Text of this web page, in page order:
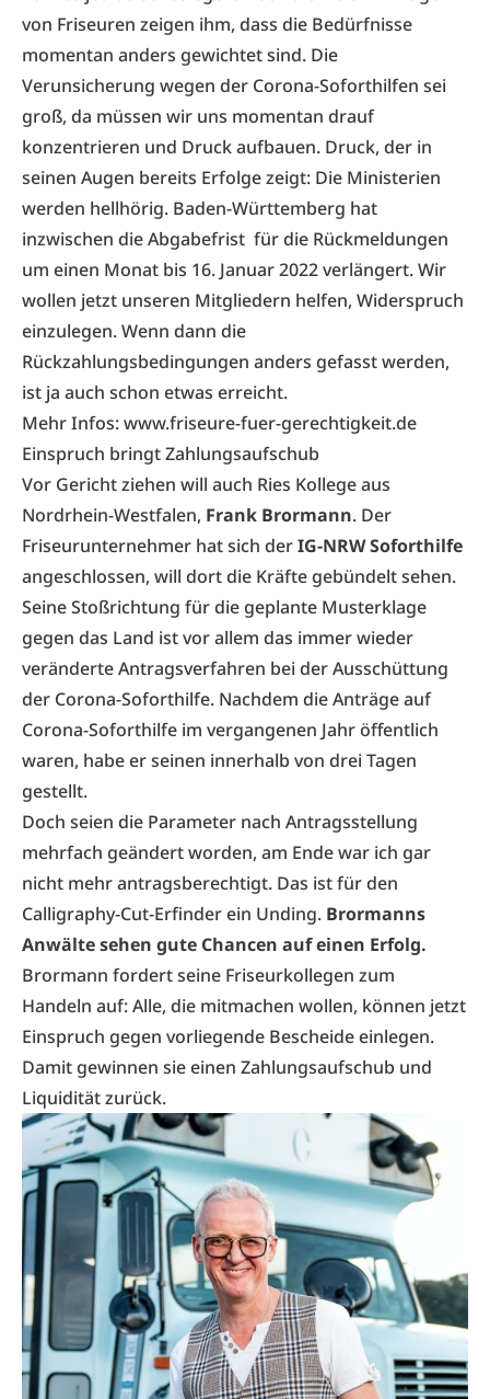
von Friseuren zeigen ihm, dass die Bedürfnisse
momentan anders gewichtet sind. Die
Verunsicherung wegen der Corona-Soforthilfen sei
groß, da müssen wir uns momentan drauf
konzentrieren und Druck aufbauen. Druck, der in
seinen Augen bereits Erfolge zeigt: Die Ministerien
werden hellhörig. Baden-Württemberg hat
inzwischen die Abgabefrist für die Rückmeldungen
um einen Monat bis 16. Januar 2022 verlängert. Wir
wollen jetzt unseren Mitgliedern helfen, Widerspruch
einzulegen. Wenn dann die
Rückzahlungsbedingungen anders gefasst werden,
ist ja auch schon etwas erreicht.
Mehr Infos:www.friseure-fuer-gerechtigkeit.de
Einspruch bringt Zahlungsaufschub
Vor Gericht ziehen will auch Ries Kollege aus
Nordrhein-Westfalen, Frank Brormann. Der
Friseurunternehmer hat sich derIG-NRW Soforthilfe
angeschlossen, will dort die Kräfte gebündelt sehen.
Seine Stoßrichtung für die geplante Musterklage
gegen das Land ist vor allem das immer wieder
veränderte Antragsverfahren bei der Ausschüttung
der Corona-Soforthilfe. Nachdem die Anträge auf
Corona-Soforthilfe im vergangenen Jahr öffentlich
waren, habe er seinen innerhalb von drei Tagen
gestellt.
Doch seien die Parameter nach Antragsstellung
mehrfach geändert worden, am Ende war ich gar
nicht mehr antragsberechtigt. Das ist für den
Calligraphy-Cut-Erfinder ein Unding. Brormanns
Anwälte sehen gute Chancen auf einen Erfolg.
Brormann fordert seine Friseurkollegen zum
Handeln auf: Alle, die mitmachen wollen, können jetzt
Einspruch gegen vorliegende Bescheide einlegen.
Damit gewinnen sie einen Zahlungsaufschub und
Liquidität zurück.